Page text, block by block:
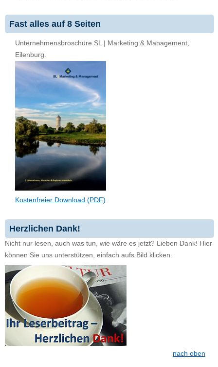
Fast alles auf 8 Seiten
Unternehmensbroschüre SL | Marketing & Management,
Eilenburg.
Kostenfreier Download (PDF)
Herzlichen Dank!
Nicht nur lesen, auch was tun, wie wäre es jetzt? Lieben Dank! Hier
können Sie uns unterstützen, einfach aufs Bild klicken.
nach oben